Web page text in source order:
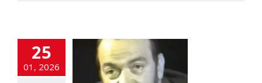
25
01, 2026
la Shoah
lucidité, pas